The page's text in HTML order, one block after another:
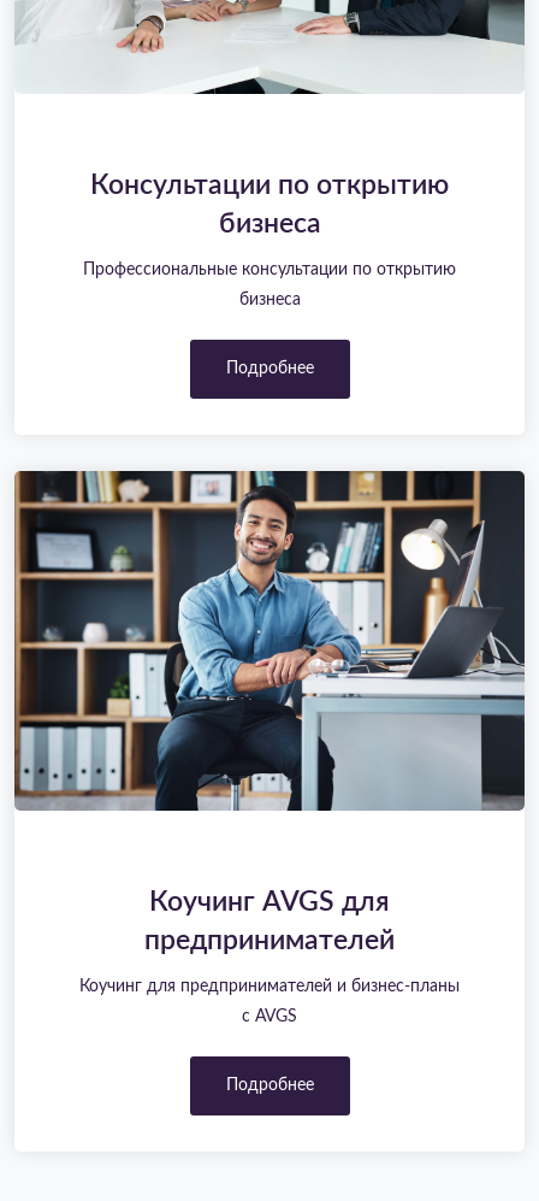
Консультации по открытию
бизнеса
Профессиональные консультации по открытию
бизнеса
Подробнее
Коучинг AVGS для
предпринимателей
Коучинг для предпринимателей и бизнес-планы
с AVGS
Подробнее